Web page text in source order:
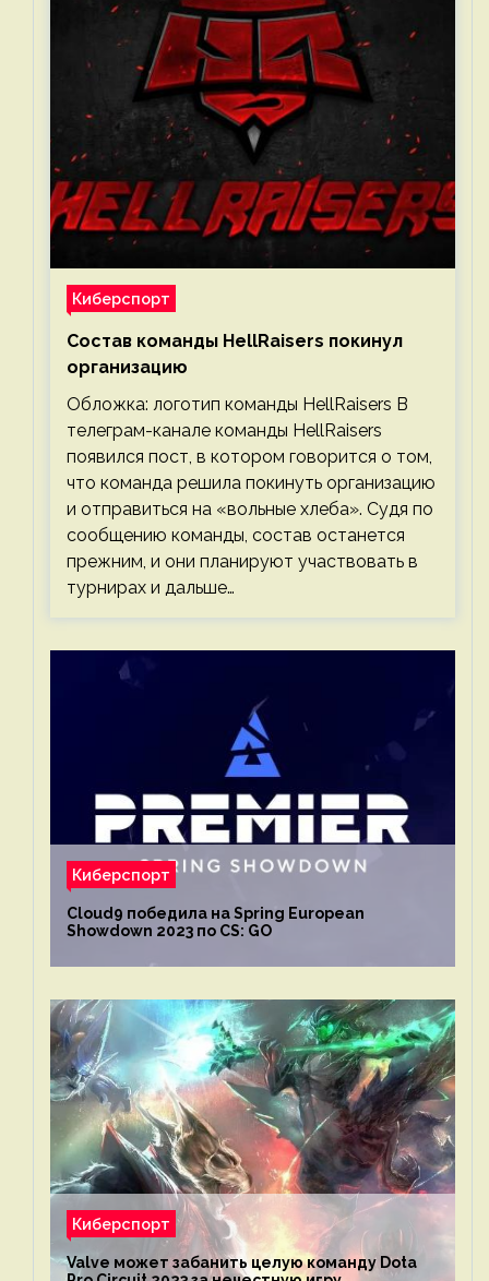
Киберспорт
Состав команды HellRaisers покинул
организацию
Обложка: логотип команды HellRaisers В
телеграм-канале команды HellRaisers
появился пост, в котором говорится о том,
что команда решила покинуть организацию
и отправиться на «вольные хлеба». Судя по
сообщению команды, состав останется
прежним, и они планируют участвовать в
турнирах и дальше…
Киберспорт
Cloud9 победила на Spring European
Showdown 2023 по CS: GO
Киберспорт
Valve может забанить целую команду Dota